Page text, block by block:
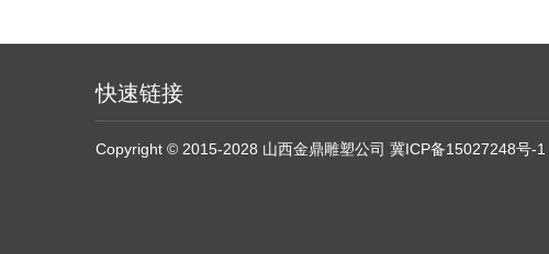
快速链接
Copyright © 2015-2028 山西金鼎雕塑公司 冀ICP备15027248号-1